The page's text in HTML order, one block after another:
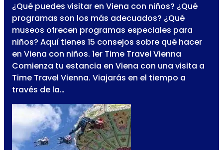
¿Qué puedes visitar en Viena con niños? ¿Qué
programas son los más adecuados? ¿Qué
museos ofrecen programas especiales para
niños? Aquí tienes 15 consejos sobre qué hacer
en Viena con niños. 1er Time Travel Vienna
Comienza tu estancia en Viena con una visita a
Time Travel Vienna. Viajarás en el tiempo a
través de la…